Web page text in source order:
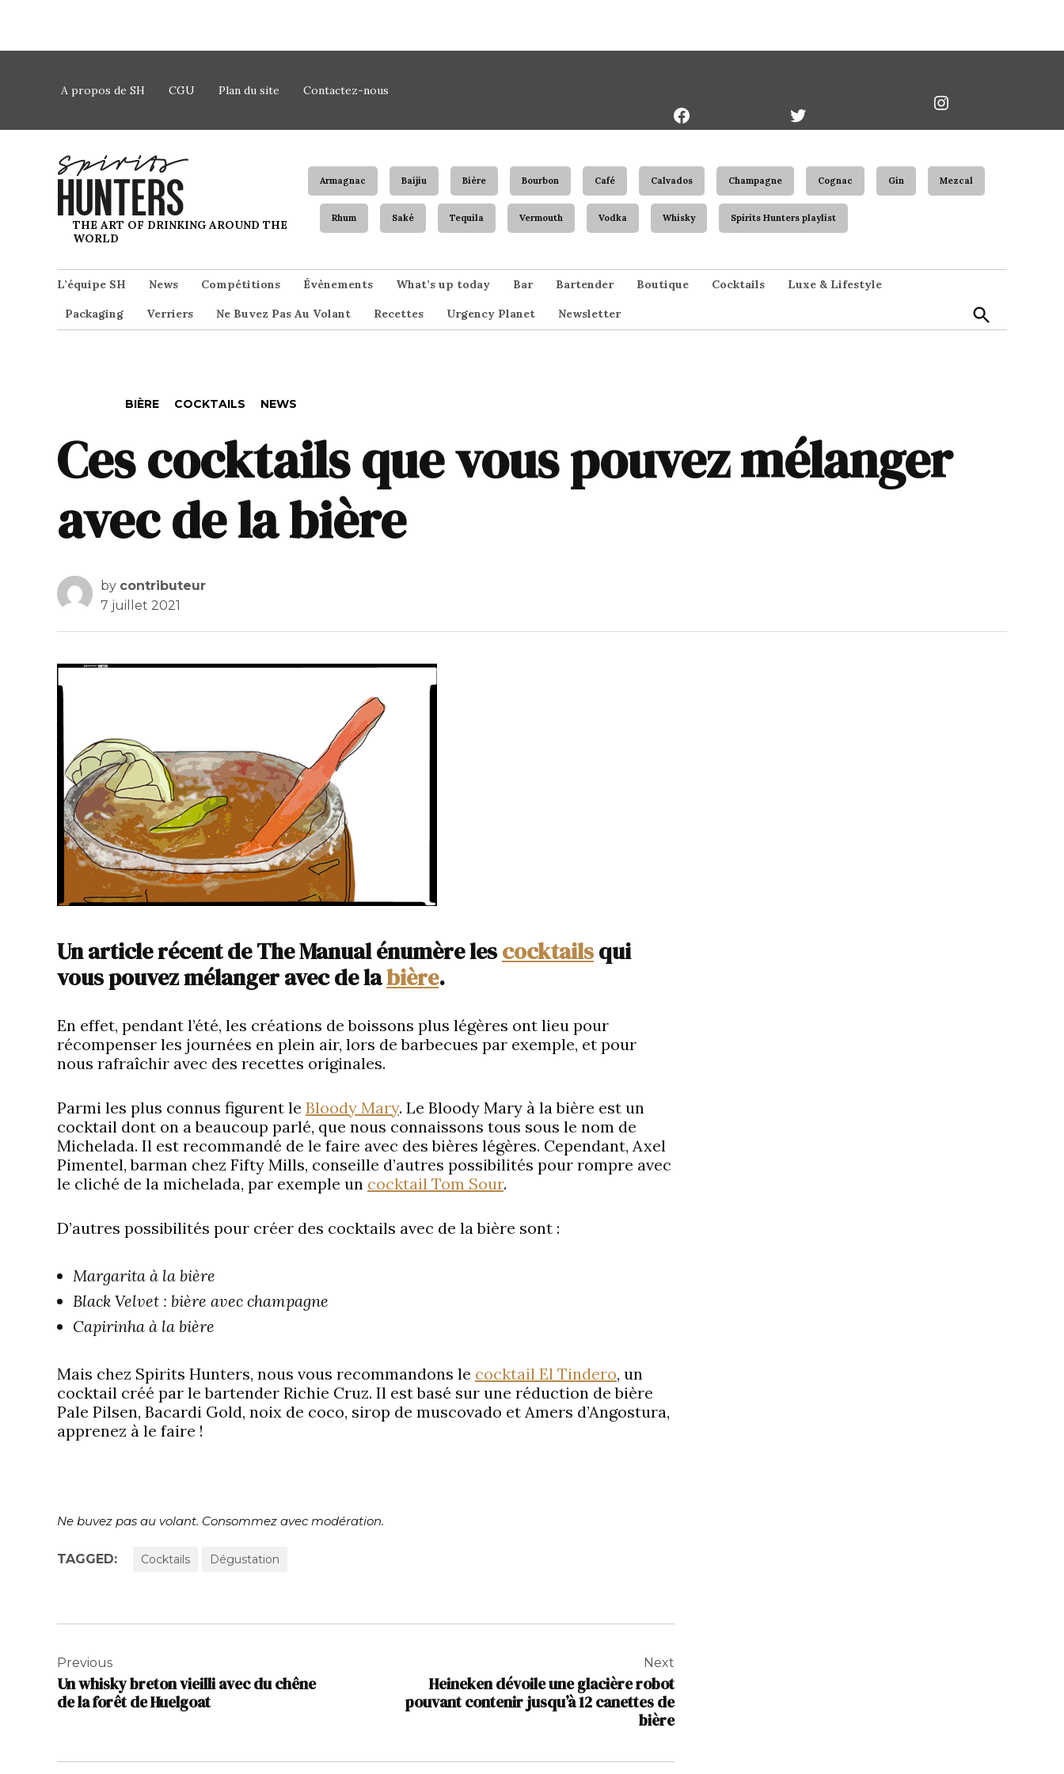
A propos de SH CGU Plan du site Contactez-nous
Spirits Hunters
THE ART OF DRINKING AROUND THE
WORLD
Armagnac Baijiu Bière Bourbon Café Calvados Champagne Cognac Gin Mezcal
Rhum Saké Tequila Vermouth Vodka Whisky Spirits Hunters playlist
L’équipe SH News Compétitions Évènements What’s up today Bar Bartender Boutique Cocktails Luxe & Lifestyle
Packaging Verriers Ne Buvez Pas Au Volant Recettes Urgency Planet Newsletter
BIÈRE COCKTAILS NEWS
Ces cocktails que vous pouvez mélanger
avec de la bière
by contributeur
7 juillet 2021
Un article récent de The Manual énumère lescocktailsqui
vous pouvez mélanger avec de labière.
En effet, pendant l’été, les créations de boissons plus légères ont lieu pour
récompenser les journées en plein air, lors de barbecues par exemple, et pour
nous rafraîchir avec des recettes originales.
Parmi les plus connus figurent le Bloody Mary. Le Bloody Mary à la bière est un
cocktail dont on a beaucoup parlé, que nous connaissons tous sous le nom de
Michelada. Il est recommandé de le faire avec des bières légères. Cependant, Axel
Pimentel, barman chez Fifty Mills, conseille d’autres possibilités pour rompre avec
le cliché de la michelada, par exemple un cocktail Tom Sour.
D’autres possibilités pour créer des cocktails avec de la bière sont :
Margarita à la bière
Black Velvet : bière avec champagne
Capirinha à la bière
Mais chez Spirits Hunters, nous vous recommandons le cocktail El Tindero, un
cocktail créé par le bartender Richie Cruz. Il est basé sur une réduction de bière
Pale Pilsen, Bacardi Gold, noix de coco, sirop de muscovado et Amers d’Angostura,
apprenez à le faire !
Ne buvez pas au volant. Consommez avec modération.
TAGGED: Cocktails Dégustation
de
l’article
Previous
Un whisky breton vieilli avec du chêne
de la forêt de Huelgoat
Next
Heineken dévoile une glacière robot
pouvant contenir jusqu’à 12 canettes de
bière